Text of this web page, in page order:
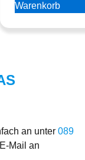
Warenkorb
an unter 089
Mail an